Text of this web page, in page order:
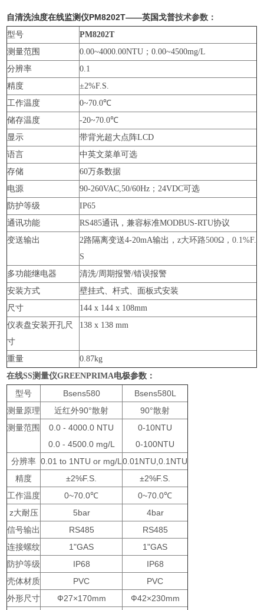
自清洗浊度在线监测仪PM8202T——英国戈普技术参数：
型号
PM8202T
测量范围
0.00~4000.00NTU；0.00~4500mg/L
分辨率
0.1
精度
±2%F.S.
工作温度
0~70.0℃
储存温度
-20~70.0℃
显示
带背光超大点阵LCD
语言
中英文菜单可选
存储
60万条数据
电源
90-260VAC,50/60Hz；24VDC可选
防护等级
IP65
通讯功能
RS485通讯，兼容标准MODBUS-RTU协议
变送输出
2路隔离变送4-20mA输出，z大环路500Ω，0.1%F.
S
多功能继电器
清洗/周期报警/错误报警
安装方式
壁挂式、杆式、面板式安装
尺寸
144 x 144 x 108mm
仪表盘安装开孔尺
寸
138 x 138 mm
重量
0.87kg
在线SS测量仪GREENPRIMA电极参数：
型号 Bsens580
Bsens580L
测量原理
近红外90°散射
90°散射
测量范围
0.0 - 4000.0 NTU
0.0 - 4500.0 mg/L
0-10NTU
0-100NTU
分辨率 0.01 to 1NTU or mg/L 0.01NTU,0.1NTU
精度
±2%F.S.
±2%F.S.
工作温度
0~70.0℃
0~70.0℃
z大耐压
5bar
4bar
信号输出
RS485
RS485
连接螺纹
1"GAS
1"GAS
防护等级
IP68
IP68
壳体材质
PVC
PVC
外形尺寸
Ф27×170mm
Ф42×230mm